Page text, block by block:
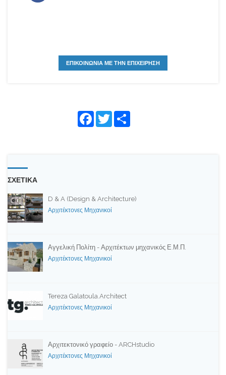
ΕΠΙΚΟΙΝΩΝΙΑ ΜΕ ΤΗΝ ΕΠΙΧΕΙΡΗΣΗ
Face Twitte
ΣΧΕΤΙΚΑ
D & A (Design & Architecture)
Αρχιτέκτονες Μηχανικοί
Αγγελική Πολίτη - Αρχιτέκτων μηχανικός Ε.Μ.Π.
Αρχιτέκτονες Μηχανικοί
Tereza Galatoula.Architect
Αρχιτέκτονες Μηχανικοί
Αρχιτεκτονικό γραφείο - ARCHstudio
Αρχιτέκτονες Μηχανικοί